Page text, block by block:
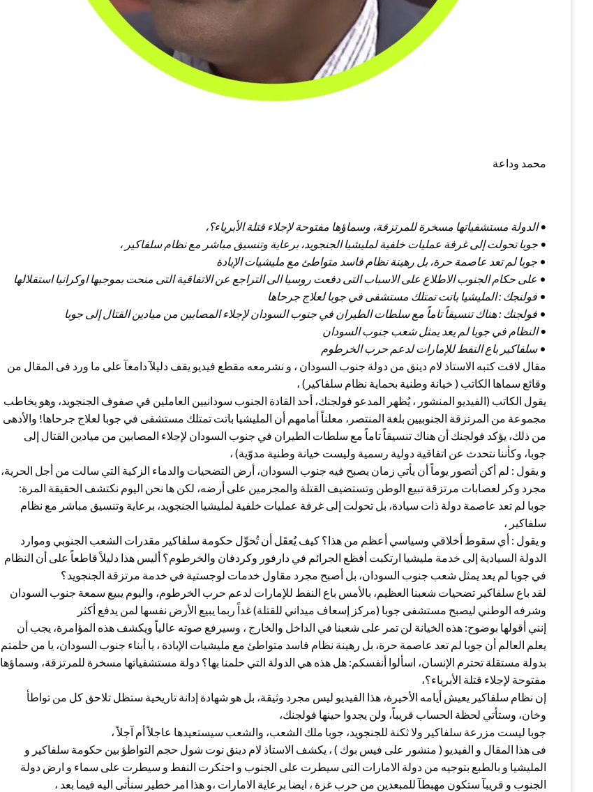
محمد وداعة
• الدولة مستشفياتها مسخرة للمرتزقة، وسماؤها مفتوحة لإجلاء قتلة الأبرياء؟،
• جوبا تحولت إلى غرفة عمليات خلفية لمليشيا الجنجويد، برعاية وتنسيق مباشر مع نظام سلفاكير ،
• جوبا لم تعد عاصمة حرة، بل رهينة نظام فاسد متواطئ مع مليشيات الإبادة
• على حكام الجنوب الاطلاع على الاسباب التى دفعت روسيا الى التراجع عن الاتفاقية التى منحت بموجبها اوكرانيا استقلالها
• فولنجك : المليشيا باتت تمتلك مستشفى في جوبا لعلاج جرحاها
• فولجنك : هناك تنسيقاً تاماً مع سلطات الطيران في جنوب السودان لإجلاء المصابين من ميادين القتال إلى جوبا
• النظام في جوبا لم يعد يمثل شعب جنوب السودان
•سلفاكير باع النفط للإمارات لدعم حرب الخرطوم
مقال لافت كتبه الاستاذ لام دينق من دولة جنوب السودان ، و نشرمعه مقطع فيديو يقف دليلآ دامغآ على ما ورد فى المقال من
وقائع سماها الكاتب ( خيانة وطنية بحماية نظام سلفاكير) ،
يقول الكاتب (الفيديو المنشور ، يُظهر المدعو فولجنك، أحد القادة الجنوب سودانيين العاملين في صفوف الجنجويد، وهو يخاطب
مجموعة من المرتزقة الجنوبيين بلغة المنتصر، معلناً أمامهم أن المليشيا باتت تمتلك مستشفى في جوبا لعلاج جرحاها! والأدهى
من ذلك، يؤكد فولجنك أن هناك تنسيقاً تاماً مع سلطات الطيران في جنوب السودان لإجلاء المصابين من ميادين القتال إلى
جوبا، وكأننا نتحدث عن اتفاقية دولية رسمية وليست خيانة وطنية مدوّية) ،
و يقول : لم أكن أتصور يوماً أن يأتي زمان يصبح فيه جنوب السودان، أرض التضحيات والدماء الزكية التي سالت من أجل الحرية،
مجرد وكر لعصابات مرتزقة تبيع الوطن وتستضيف القتلة والمجرمين على أرضه، لكن ها نحن اليوم نكتشف الحقيقة المرة:
جوبا لم تعد عاصمة دولة ذات سيادة، بل تحولت إلى غرفة عمليات خلفية لمليشيا الجنجويد، برعاية وتنسيق مباشر مع نظام
سلفاكير ،
و يقول : أي سقوط أخلاقي وسياسي أعظم من هذا؟ كيف يُعقَل أن تُحوِّل حكومة سلفاكير مقدرات الشعب الجنوبي وموارد
الدولة السيادية إلى خدمة مليشيا ارتكبت أفظع الجرائم في دارفور وكردفان والخرطوم؟ أليس هذا دليلاً قاطعاً على أن النظام
في جوبا لم يعد يمثل شعب جنوب السودان، بل أصبح مجرد مقاول خدمات لوجستية في خدمة مرتزقة الجنجويد؟
لقد باع سلفاكير تضحيات شعبنا العظيم، بالأمس باع النفط للإمارات لدعم حرب الخرطوم، واليوم يبيع سمعة جنوب السودان
وشرفه الوطني ليصبح مستشفى جوبا (مركز إسعاف ميداني للقتلة) غداً ربما يبيع الأرض نفسها لمن يدفع أكثر
إنني أقولها بوضوح: هذه الخيانة لن تمر على شعبنا في الداخل والخارج ، وسيرفع صوته عالياً ويكشف هذه المؤامرة، يجب أن
يعلم العالم أن جوبا لم تعد عاصمة حرة، بل رهينة نظام فاسد متواطئ مع مليشيات الإبادة ، يا أبناء جنوب السودان، يا من حلمتم
بدولة مستقلة تحترم الإنسان، اسألوا أنفسكم: هل هذه هي الدولة التي حلمنا بها؟ دولة مستشفياتها مسخرة للمرتزقة، وسماؤها
مفتوحة لإجلاء قتلة الأبرياء؟،
إن نظام سلفاكير يعيش أيامه الأخيرة، هذا الفيديو ليس مجرد وثيقة، بل هو شهادة إدانة تاريخية ستظل تلاحق كل من تواطأ
وخان، وستأتي لحظة الحساب قريباً، ولن يجدوا حينها فولجنك،
جوبا ليست مزرعة سلفاكير ولا ثكنة للجنجويد، جوبا ملك الشعب، والشعب سيستعيدها عاجلاً أم آجلاً ،
فى هذا المقال و الفيديو ( منشور على فيس بوك ) ، يكشف الاستاذ لام دينق نوت شول حجم التواطؤ بين حكومة سلفاكير و
المليشيا و بالطبع بتوجيه من دولة الامارات التى سيطرت على الجنوب و احتكرت النفط و سيطرت على سماء و ارض دولة
الجنوب و قريبآ ستكون مهبطآ للمبعدين من حرب غزة ، ايضا برعاية الامارات ،و هذا امر خطير سنأتى اليه فيما بعد ،